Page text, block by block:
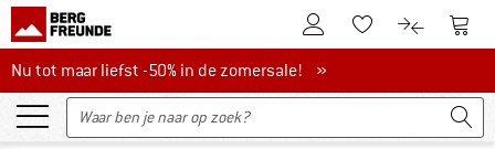
De klantenaccount
Naar deNaar de
Nu tot maar liefst -50% in de zomersale!
Nu tot maar liefst -50% in de zomersale! »